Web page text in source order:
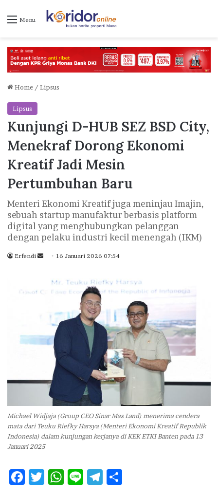
Menu
Home / Lipsus
Lipsus
Kunjungi D-HUB SEZ BSD City,
Menekraf Dorong Ekonomi
Kreatif Jadi Mesin
Pertumbuhan Baru
Menteri Ekonomi Kreatif juga meninjau Imajin,
sebuah startup manufaktur berbasis platform
digital yang menghubungkan pelanggan
dengan pelaku industri kecil menengah (IKM)
Erfendi
m
16 Januari 2026 07:54
Michael Widjaja (Group CEO Sinar Mas Land) menerima cendera
mata dari Teuku Riefky Harsya (Menteri Ekonomi Kreatif Republik
Indonesia) dalam kunjungan kerjanya di KEK ETKI Banten pada 13
Januari 2025
F
T
W Li T